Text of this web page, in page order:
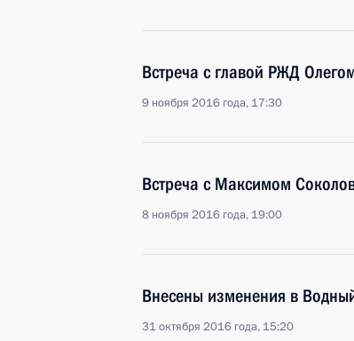
Встреча с главой РЖД
9 ноября 2016 года, 17:30
Встреча с Максимом
8 ноября 2016 года, 19:00
Внесены изменения в
31 октября 2016 года, 15:20